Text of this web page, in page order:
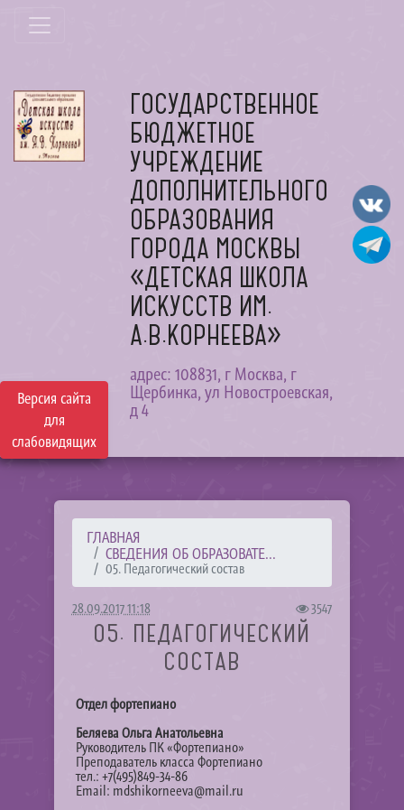
Версия сайта
для
слабовидящих
ГОСУДАРСТВЕННОЕ
БЮДЖЕТНОЕ
УЧРЕЖДЕНИЕ
ДОПОЛНИТЕЛЬНОГО
ОБРАЗОВАНИЯ
ГОРОДА МОСКВЫ
«ДЕТСКАЯ ШКОЛА
ИСКУССТВ ИМ.
А.В.КОРНЕЕВА»
адрес: 108831, г Москва, г
Щербинка, ул Новостроевская,
д 4
ГЛАВНАЯ
СВЕДЕНИЯ ОБ ОБРАЗОВАТЕ...
05. Педагогический состав
28.09.2017 11:18 3547
05. ПЕДАГОГИЧЕСКИЙ
СОСТАВ
Отдел фортепиано
Беляева Ольга Анатольевна
Руководитель ПК «Фортепиано»
Преподаватель класса Фортепиано
тел.: +7(495)849-34-86
Email: mdshikorneeva@mail.ru